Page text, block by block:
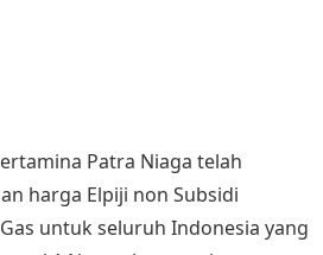
Patra Niaga telah
harga Elpiji non Subsidi
untuk seluruh Indonesia yang